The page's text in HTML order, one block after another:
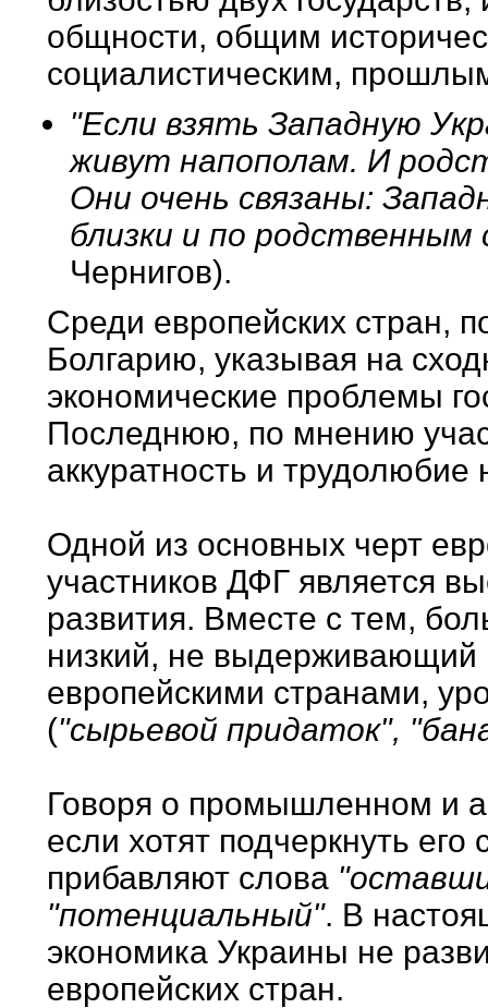
общности, общим
социалистическим,
"Если взять Западную
живут напополам. И
Они очень связаны:
близки и по родственным
Чернигов).
Среди европейских стран,
Болгарию, указывая на
экономические проблемы
Последнюю, по мнению
аккуратность и трудолюбие
Одной из основных черт
участников ДФГ является
развития. Вместе с тем,
низкий, не выдерживающий
европейскими странами,
("сырьевой придаток",
Говоря о промышленном и
если хотят подчеркнуть
прибавляют слова
"потенциальный". В
экономика Украины не
европейских стран.